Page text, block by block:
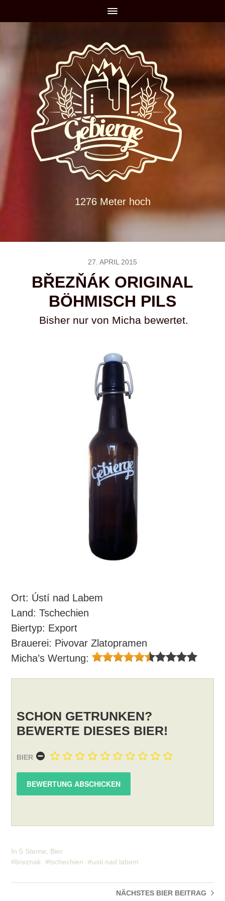
1276 Meter hoch
27. APRIL 2015
BŘEZŇÁK ORIGINAL
BÖHMISCH PILS
Bisher nur von Micha bewertet.
Ort: Ústí nad Labem
Land: Tschechien
Biertyp: Export
Brauerei: Pivovar Zlatopramen
Micha’s Wertung:
SCHON GETRUNKEN?
BEWERTE DIESES BIER!
BIER
In 5 Sterne
Bier
breznak
tschechien usti nad labem
NÄCHSTES BIERBEITRAG